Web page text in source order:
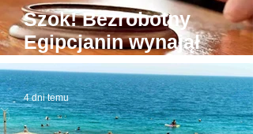
Szok! Bezrobotny
Egipcjanin wynajął
budynek sądu. W
roboty todze wyłudzał
łapówki od naiwnych
4 dni temu